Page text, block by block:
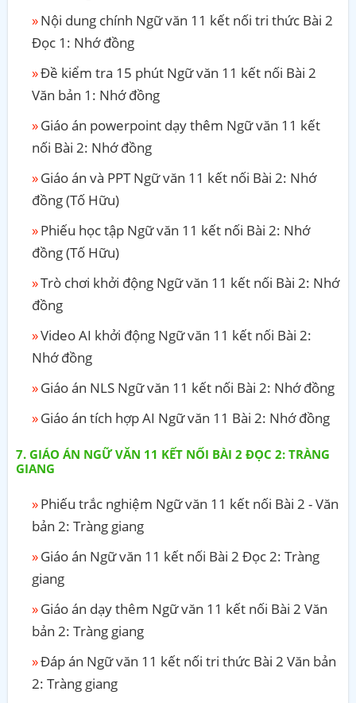
Nội dung chính Ngữ văn 11 kết nối tri thức Bài 2
Đọc 1: Nhớ đồng
Đề kiểm tra 15 phút Ngữ văn 11 kết nối Bài 2
Văn bản 1: Nhớ đồng
Giáo án powerpoint dạy thêm Ngữ văn 11 kết
nối Bài 2: Nhớ đồng
Giáo án và PPT Ngữ văn 11 kết nối Bài 2: Nhớ
đồng (Tố Hữu)
Phiếu học tập Ngữ văn 11 kết nối Bài 2: Nhớ
đồng (Tố Hữu)
Trò chơi khởi động Ngữ văn 11 kết nối Bài 2: Nhớ
đồng
Video AI khởi động Ngữ văn 11 kết nối Bài 2:
Nhớ đồng
Giáo án NLS Ngữ văn 11 kết nối Bài 2: Nhớ đồng
Giáo án tích hợp AI Ngữ văn 11 Bài 2: Nhớ đồng
GIÁO ÁN NGỮ VĂN 11 KẾT NỐI BÀI 2 ĐỌC 2: TRÀNG
GIANG
Phiếu trắc nghiệm Ngữ văn 11 kết nối Bài 2 - Văn
bản 2: Tràng giang
Giáo án Ngữ văn 11 kết nối Bài 2 Đọc 2: Tràng
giang
Giáo án dạy thêm Ngữ văn 11 kết nối Bài 2 Văn
bản 2: Tràng giang
Đáp án Ngữ văn 11 kết nối tri thức Bài 2 Văn bản
2: Tràng giang